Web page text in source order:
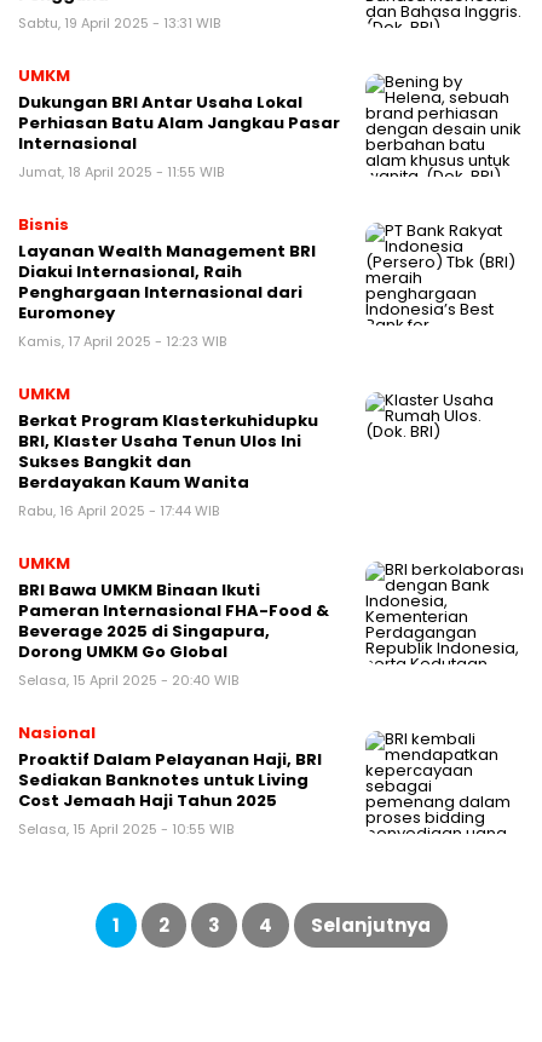
Sabtu, 19 April 2025 - 13:31 WIB
UMKM
Dukungan BRI Antar Usaha Lokal
Perhiasan Batu Alam Jangkau Pasar
Internasional
Jumat, 18 April 2025 - 11:55 WIB
Bisnis
Layanan Wealth Management BRI
Diakui Internasional, Raih
Penghargaan Internasional dari
Euromoney
Kamis, 17 April 2025 - 12:23 WIB
UMKM
Berkat Program Klasterkuhidupku
BRI, Klaster Usaha Tenun Ulos Ini
Sukses Bangkit dan
Berdayakan Kaum Wanita
Rabu, 16 April 2025 - 17:44 WIB
UMKM
BRI Bawa UMKM Binaan Ikuti
Pameran Internasional FHA-Food &
Beverage 2025 di Singapura,
Dorong UMKM Go Global
Selasa, 15 April 2025 - 20:40 WIB
Nasional
Proaktif Dalam Pelayanan Haji, BRI
Sediakan Banknotes untuk Living
Cost Jemaah Haji Tahun 2025
Selasa, 15 April 2025 - 10:55 WIB
Paginasi
1 2 3 4 Selanjutnya